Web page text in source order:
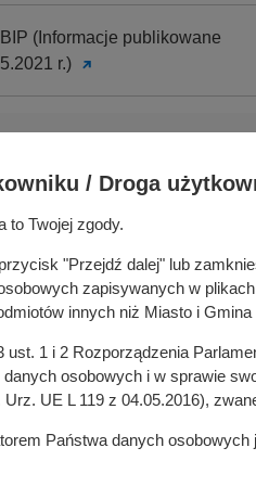
(Informacje publikowane
r.)
Kórnik
Sołectwa
/ Droga
to Twojej zgody.
"Przejdź dalej" lub
zapisywanych w
innych niż Miasto i Gmina
ust. 1 i 2 Rozporządzenia
osobowych i w sprawie
UE L 119 z 04.05.2016),
Państwa danych